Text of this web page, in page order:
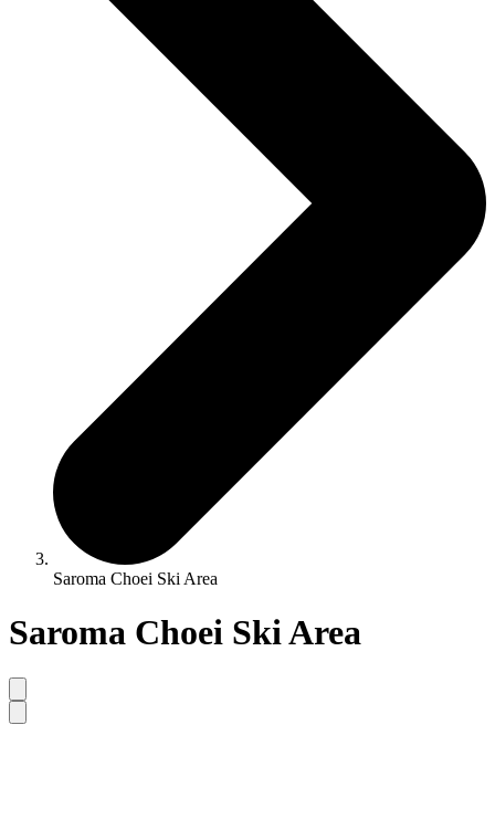
Saroma Choei Ski Area
Saroma Choei Ski Area